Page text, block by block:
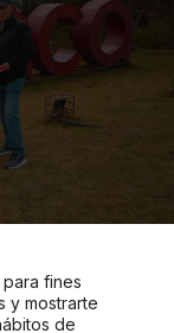
“mirador que
Cruz, donde los
fines
y mostrarte
de